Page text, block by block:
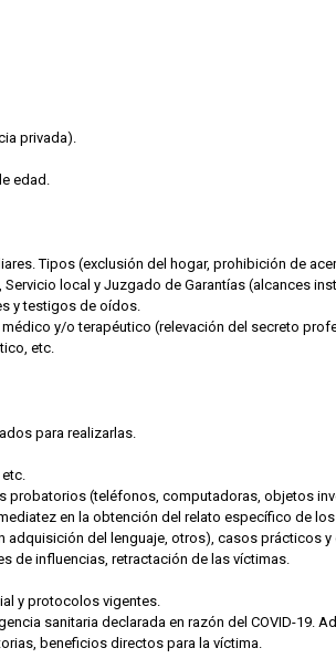
privada).
edad.
Tipos (exclusión del hogar, prohibición de
local y Juzgado de Garantías (alcances
y testigos de oídos.
y/o terapéutico (relevación del secreto
etc.
para realizarlas.
probatorios (teléfonos, computadoras, objetos
en la obtención del relato específico de
del lenguaje, otros), casos prácticos
de influencias, retractación de las víctimas.
y protocolos vigentes.
sanitaria declarada en razón del COVID-19.
beneficios directos para la víctima.